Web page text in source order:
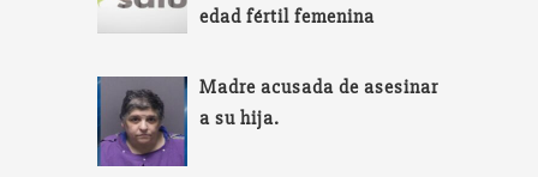
edad fértil femenina
Madre acusada de asesinar
a su hija.